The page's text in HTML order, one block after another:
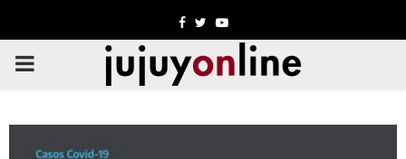
Facebook
TwitterYoutube
PRIMARY